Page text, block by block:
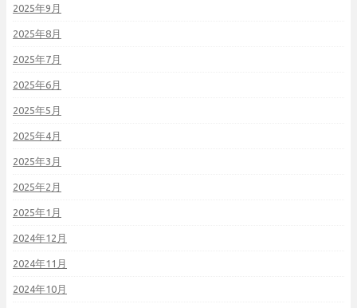
2025年9月
2025年8月
2025年7月
2025年6月
2025年5月
2025年4月
2025年3月
2025年2月
2025年1月
2024年12月
2024年11月
2024年10月